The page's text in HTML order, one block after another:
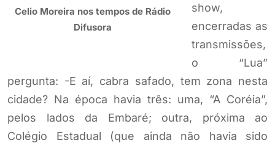
Celio Moreira nos tempos de Rádio
Difusora
show,
encerradas as
transmissões,
o “Lua”
pergunta: -E aí, cabra safado, tem zona nesta
cidade? Na época havia três: uma, “A Coréia”,
pelos lados da Embaré; outra, próxima ao
Colégio Estadual (que ainda não havia sido